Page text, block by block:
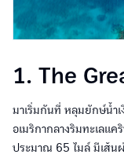
1. The
มาเริ่มกันที่ หลุมยักษ์น้ำ
อเมริกากลางริมทะเลแ
ประมาณ 65 ไมล์ มีเส้